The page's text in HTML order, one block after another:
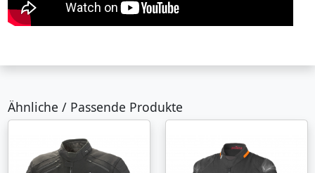
Ähnliche / Passende Produkte